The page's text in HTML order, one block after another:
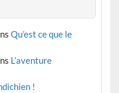
Qu’est ce que le
L’aventure
!